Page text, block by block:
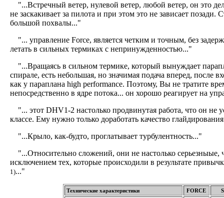
"...Встречный ветер, нулевой ветер, любой ветер, он это
не заскакивает за пилота и при этом это не зависает позади.
большой похвалы..."
"... управление Force, является четким и точным, без
летать в сильных термиках с непринужденностью..."
"...Вращаясь в сильном термике, который вынуждает
спирале, есть небольшая, но значимая подача вперед, после
как у параплана high performance. Поэтому, Вы не тратите
непосредственно в ядре потока... он хорошо реагирует на
"... этот DHV1-2 настолько продвинутая работа, что он не
классе. Ему нужно только доработать качество
"...Крыло, как-будто, проглатывает турбулентность..."
"...Относительно сложений, они не настолько серьезныые,
исключением тех, которые происходили в результате
1)..."
Технические характеристики FORCE
S